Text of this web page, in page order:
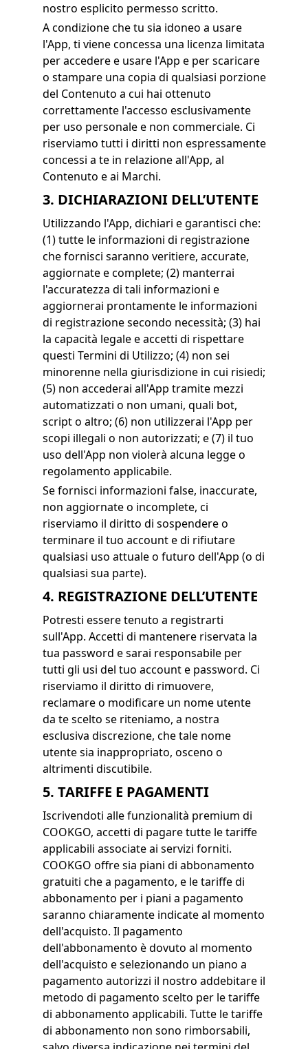
nostro esplicito permesso scritto.
A condizione che tu sia idoneo a usare
l'App, ti viene concessa una licenza limitata
per accedere e usare l'App e per scaricare
o stampare una copia di qualsiasi porzione
del Contenuto a cui hai ottenuto
correttamente l'accesso esclusivamente
per uso personale e non commerciale. Ci
riserviamo tutti i diritti non espressamente
concessi a te in relazione all'App, al
Contenuto e ai Marchi.
3. DICHIARAZIONI DELL’UTENTE
Utilizzando l'App, dichiari e garantisci che:
(1) tutte le informazioni di registrazione
che fornisci saranno veritiere, accurate,
aggiornate e complete; (2) manterrai
l'accuratezza di tali informazioni e
aggiornerai prontamente le informazioni
di registrazione secondo necessità; (3) hai
la capacità legale e accetti di rispettare
questi Termini di Utilizzo; (4) non sei
minorenne nella giurisdizione in cui risiedi;
(5) non accederai all'App tramite mezzi
automatizzati o non umani, quali bot,
script o altro; (6) non utilizzerai l'App per
scopi illegali o non autorizzati; e (7) il tuo
uso dell'App non violerà alcuna legge o
regolamento applicabile.
Se fornisci informazioni false, inaccurate,
non aggiornate o incomplete, ci
riserviamo il diritto di sospendere o
terminare il tuo account e di rifiutare
qualsiasi uso attuale o futuro dell'App (o di
qualsiasi sua parte).
4. REGISTRAZIONE DELL’UTENTE
Potresti essere tenuto a registrarti
sull'App. Accetti di mantenere riservata la
tua password e sarai responsabile per
tutti gli usi del tuo account e password. Ci
riserviamo il diritto di rimuovere,
reclamare o modificare un nome utente
da te scelto se riteniamo, a nostra
esclusiva discrezione, che tale nome
utente sia inappropriato, osceno o
altrimenti discutibile.
5. TARIFFE E PAGAMENTI
Iscrivendoti alle funzionalità premium di
COOKGO, accetti di pagare tutte le tariffe
applicabili associate ai servizi forniti.
COOKGO offre sia piani di abbonamento
gratuiti che a pagamento, e le tariffe di
abbonamento per i piani a pagamento
saranno chiaramente indicate al momento
dell'acquisto. Il pagamento
dell'abbonamento è dovuto al momento
dell'acquisto e selezionando un piano a
pagamento autorizzi il nostro addebitare il
metodo di pagamento scelto per le tariffe
di abbonamento applicabili. Tutte le tariffe
di abbonamento non sono rimborsabili,